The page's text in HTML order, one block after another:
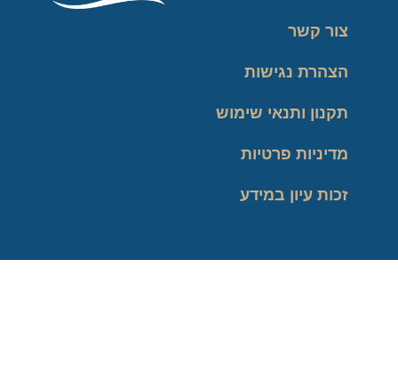
צור קשר
הצהרת נגישות
תקנון ותנאי שימוש
מדיניות פרטיות
זכות עיון במידע